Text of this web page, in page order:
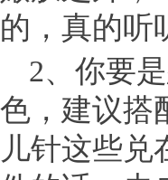
的，真的听
2、你要
色，建议搭
儿针这些